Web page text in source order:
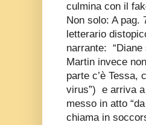
culmina con il
Non solo: A
letterario
narrante:
Martin invece
parte c’è Tessa,
virus”) e arriva a
messo in atto
chiama in